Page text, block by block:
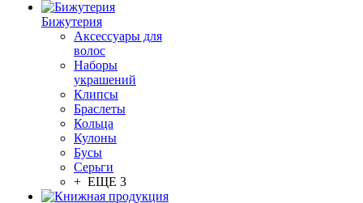
Бижутерия
Аксессуары для
волос
Наборы
украшений
Клипсы
Браслеты
Кольца
Кулоны
Бусы
Серьги
+ ЕЩЕ 3